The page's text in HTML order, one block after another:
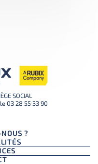
SOCIAL
03 28 55 33 90
?